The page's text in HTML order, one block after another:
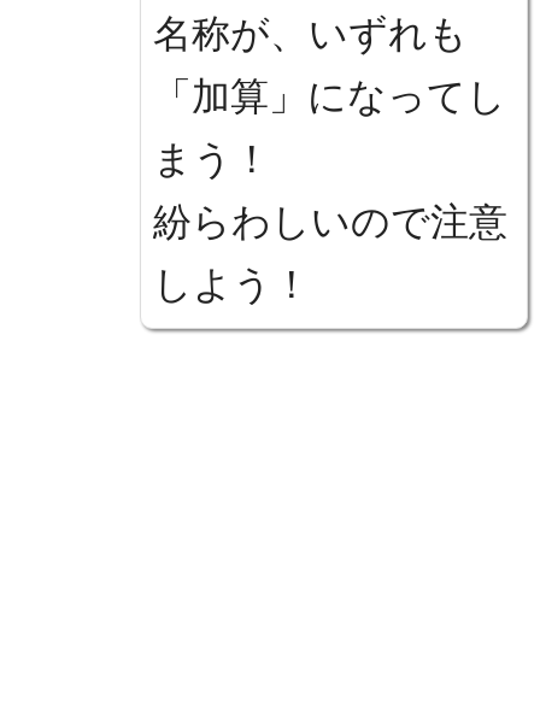
名称が、いずれも
「加算」になってし
まう！
紛らわしいので注意
しよう！